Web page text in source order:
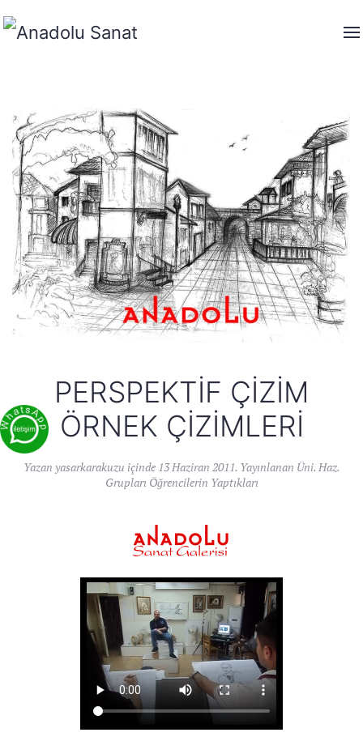
PERSPEKTIF ÇIZIM
ÖRNEK ÇIZIMLERI
Yazan yasarkarakuzu içinde 13 Haziran 2011. Yayınlanan Üni. Haz.
Grupları Öğrencilerin Yaptıkları